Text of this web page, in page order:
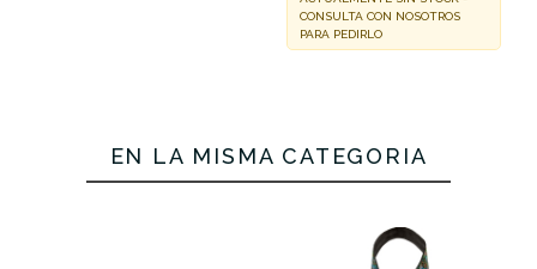
EN LA MISMA CATEGORÍA